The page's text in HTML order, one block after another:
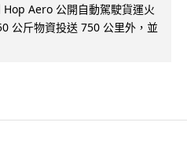
Hop Aero 公開自動駕駛貨運火
公斤物資投送 750 公里外，並